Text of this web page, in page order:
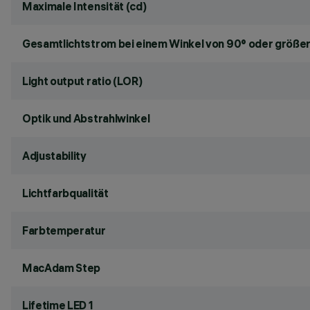
Maximale Intensität (cd)
Gesamtlichtstrom bei einem Winkel von 90° oder
Light output ratio (LOR)
Optik und Abstrahlwinkel
Adjustability
Lichtfarbqualität
Farbtemperatur
MacAdam Step
Lifetime LED 1